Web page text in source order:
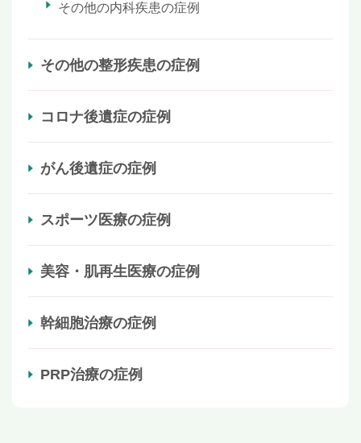
その他の内科疾患の症例
その他の整形疾患の症例
コロナ後遺症の症例
がん後遺症の症例
スポーツ医療の症例
美容・肌再生医療の症例
幹細胞治療の症例
PRP治療の症例